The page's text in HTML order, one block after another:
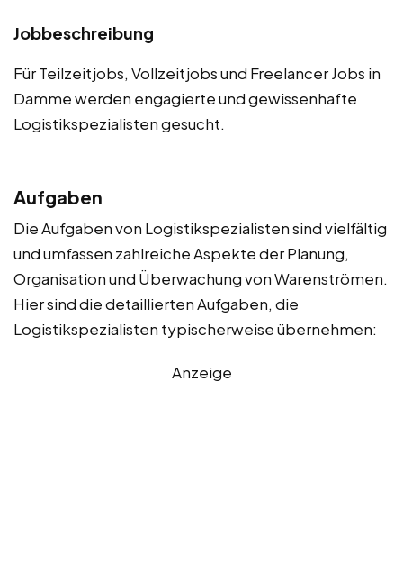
Jobbeschreibung
Für Teilzeitjobs, Vollzeitjobs und Freelancer Jobs in
Damme werden engagierte und gewissenhafte
Logistikspezialisten gesucht.
Aufgaben
Die Aufgaben von Logistikspezialisten sind vielfältig
und umfassen zahlreiche Aspekte der Planung,
Organisation und Überwachung von Warenströmen.
Hier sind die detaillierten Aufgaben, die
Logistikspezialisten typischerweise übernehmen:
Anzeige